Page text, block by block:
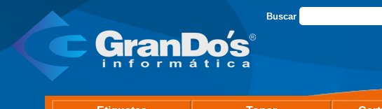
Buscar